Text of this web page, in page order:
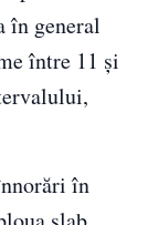
în general
între 11 și
în